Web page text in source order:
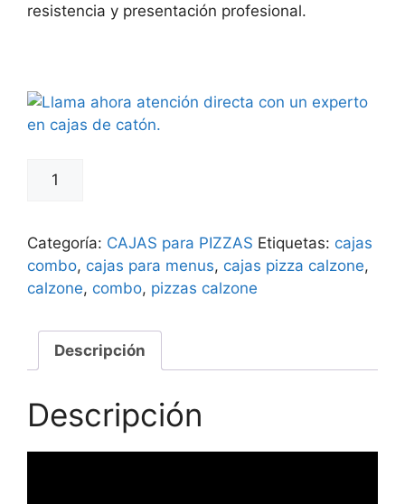
resistencia y presentación profesional.
Cajas
33x18x8
CAJA
COMBO
Categoría: CAJAS para PIZZAS Etiquetas: cajas
combo, cajas para menus, cajas pizza calzone,
calzone, combo, pizzas calzone
Descripción
Descripción